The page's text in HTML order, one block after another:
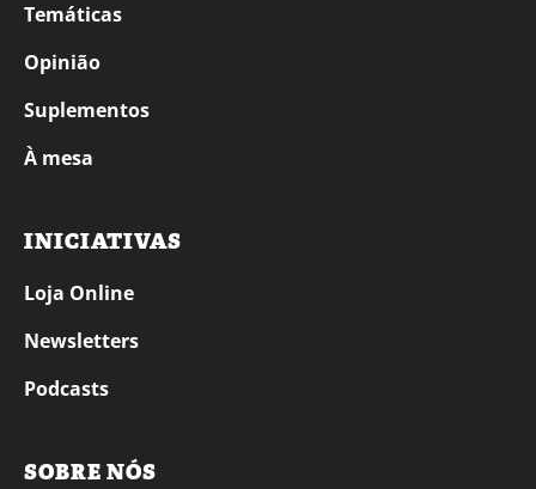
Temáticas
Opinião
Suplementos
À mesa
INICIATIVAS
Loja Online
Newsletters
Podcasts
SOBRE NÓS